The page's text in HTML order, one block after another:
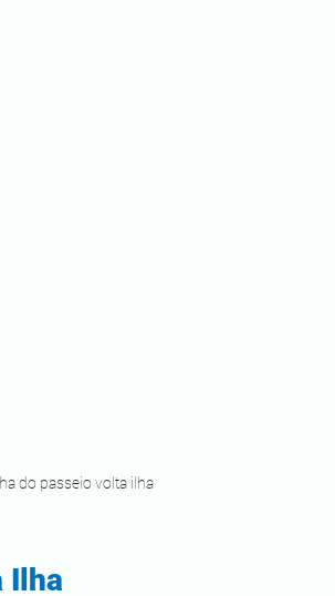
do passeio volta ilha
Ilha